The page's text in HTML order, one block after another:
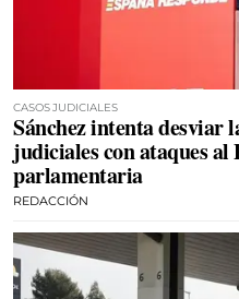
CASOS JUDICIALES
Sánchez intenta desviar
judiciales con ataques
parlamentaria
REDACCIÓN